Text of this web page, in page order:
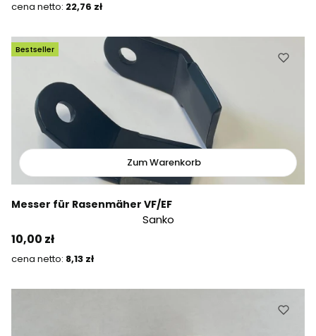
Preis
22,76 zł
Bestseller
Zum Warenkorb
Messer für Rasenmäher VF/EF
Sanko
Preis
10,00 zł
Preis
8,13 zł